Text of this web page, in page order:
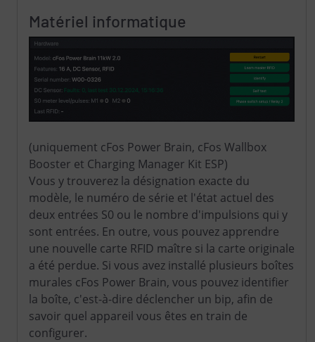
Matériel informatique
(uniquement cFos Power Brain, cFos Wallbox
Booster et Charging Manager Kit ESP)
Vous y trouverez la désignation exacte du
modèle, le numéro de série et l'état actuel des
deux entrées S0 ou le nombre d'impulsions qui y
sont entrées. En outre, vous pouvez apprendre
une nouvelle carte RFID maître si la carte originale
a été perdue. Si vous avez installé plusieurs boîtes
murales cFos Power Brain, vous pouvez identifier
la boîte, c'est-à-dire déclencher un bip, afin de
savoir quel appareil vous êtes en train de
configurer.